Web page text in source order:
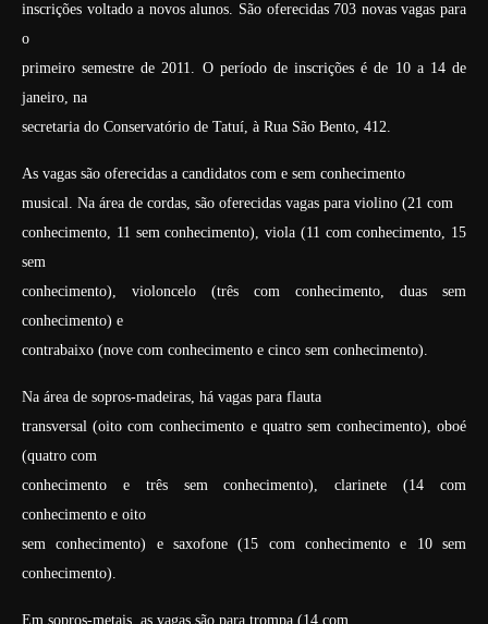
inscrições voltado a novos alunos. São oferecidas 703 novas vagas para
o
primeiro semestre de 2011. O período de inscrições é de 10 a 14 de
janeiro, na
secretaria do Conservatório de Tatuí, à Rua São Bento, 412.
As vagas são oferecidas a candidatos com e sem conhecimento
musical. Na área de cordas, são oferecidas vagas para violino (21 com
conhecimento, 11 sem conhecimento), viola (11 com conhecimento, 15
sem
conhecimento), violoncelo (três com conhecimento, duas sem
conhecimento) e
contrabaixo (nove com conhecimento e cinco sem conhecimento).
Na área de sopros-madeiras, há vagas para flauta
transversal (oito com conhecimento e quatro sem conhecimento), oboé
(quatro com
conhecimento e três sem conhecimento), clarinete (14 com
conhecimento e oito
sem conhecimento) e saxofone (15 com conhecimento e 10 sem
conhecimento).
Em sopros-metais, as vagas são para trompa (14 com